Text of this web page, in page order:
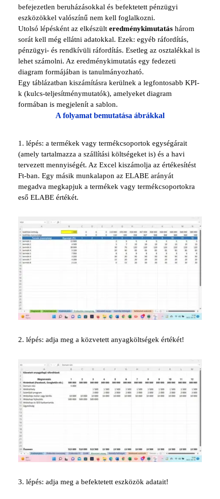
befejezetlen beruházásokkal és befektetett pénzügyi
eszközökkel valószínű nem kell foglalkozni.
Utolsó lépésként az elkészülteredménykimutatás három
sorát kell még ellátni adatokkal. Ezek: egyéb ráfordítás,
pénzügyi- és rendkívüli ráfordítás. Esetleg az osztalékkal is
lehet számolni. Az eredménykimutatás egy fedezeti
diagram formájában is tanulmányozható.
Egy táblázatban kiszámításra kerülnek a legfontosabb KPI-
k (kulcs-teljesítménymutatók), amelyeket diagram
formában is megjelenít a sablon.
A folyamat bemutatása ábrákkal
1. lépés: a termékek vagy termékcsoportok egységárait
(amely tartalmazza a szállítási költségeket is) és a havi
tervezett mennyiségét. Az Excel kiszámolja az értékesítést
Ft-ban. Egy másik munkalapon az ELABE arányát
megadva megkapjuk a termékek vagy termékcsoportokra
eső ELABE értékét.
2. lépés: adja meg a közvetett anyagköltségek értékét!
3. lépés: adja meg a befektetett eszközök adatait!